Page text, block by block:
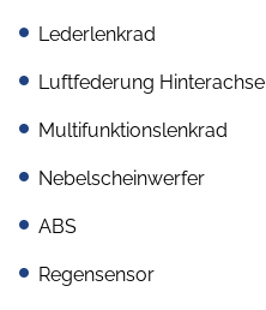
Lederlenkrad
Luftfederung Hinterachse
Multifunktionslenkrad
Nebelscheinwerfer
ABS
Regensensor